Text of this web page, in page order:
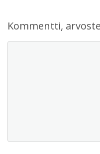
Kommentti,